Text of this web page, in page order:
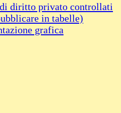
diritto privato controllati
in tabelle)
grafica